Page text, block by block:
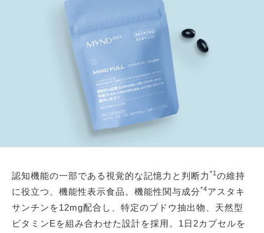
認知機能の一部である視覚的な記憶力と判断力 *1 の維持
に役立つ、機能性表示食品。機能性関与成分*4アスタキ
サンチンを12mg配合し、特定のブドウ抽出物、天然型
ビタミンEを組み合わせた設計を採用。1日2カプセルを